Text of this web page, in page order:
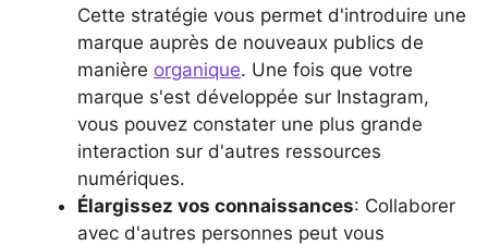
Cette stratégie vous permet d'introduire une
marque auprès de nouveaux publics de
manière organique. Une fois que votre
marque s'est développée sur Instagram,
vous pouvez constater une plus grande
interaction sur d'autres ressources
numériques.
Élargissez vos connaissances: Collaborer
avec d'autres personnes peut vous